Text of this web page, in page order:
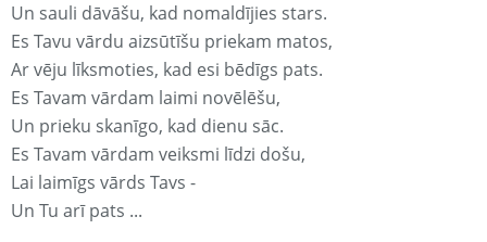
Un sauli dāvāšu, kad nomaldījies stars.
Es Tavu vārdu aizsūtīšu priekam matos,
Ar vēju līksmoties, kad esi bēdīgs pats.
Es Tavam vārdam laimi novēlēšu,
Un prieku skanīgo, kad dienu sāc.
Es Tavam vārdam veiksmi līdzi došu,
Lai laimīgs vārds Tavs -
Un Tu arī pats ...